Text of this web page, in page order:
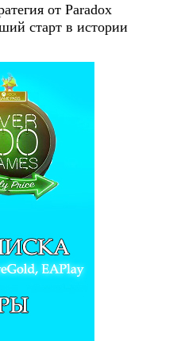
от Paradox
старт в истории